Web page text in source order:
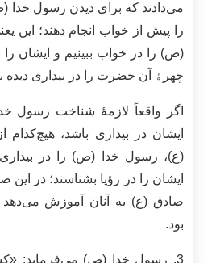
می‌دادند که برای دیدن رسول خدا
را پیش از خواب انجام دهند؛ این
(ص) را در خواب ببینیم و ایشان را
چهرﮤ آن حضرت را در بیداری دیده
اگر واقعاً لازمۀ شناخت رسول
ایشان در بیداری باشد،
(ع)، رسول خدا (ص) را در بیداری
ایشان را در رؤیا بشناسند؛ در
صادق (ع) به آنان آموزش می‌دهد
بود.
3. رسول خدا (ص) می‌فرماید: